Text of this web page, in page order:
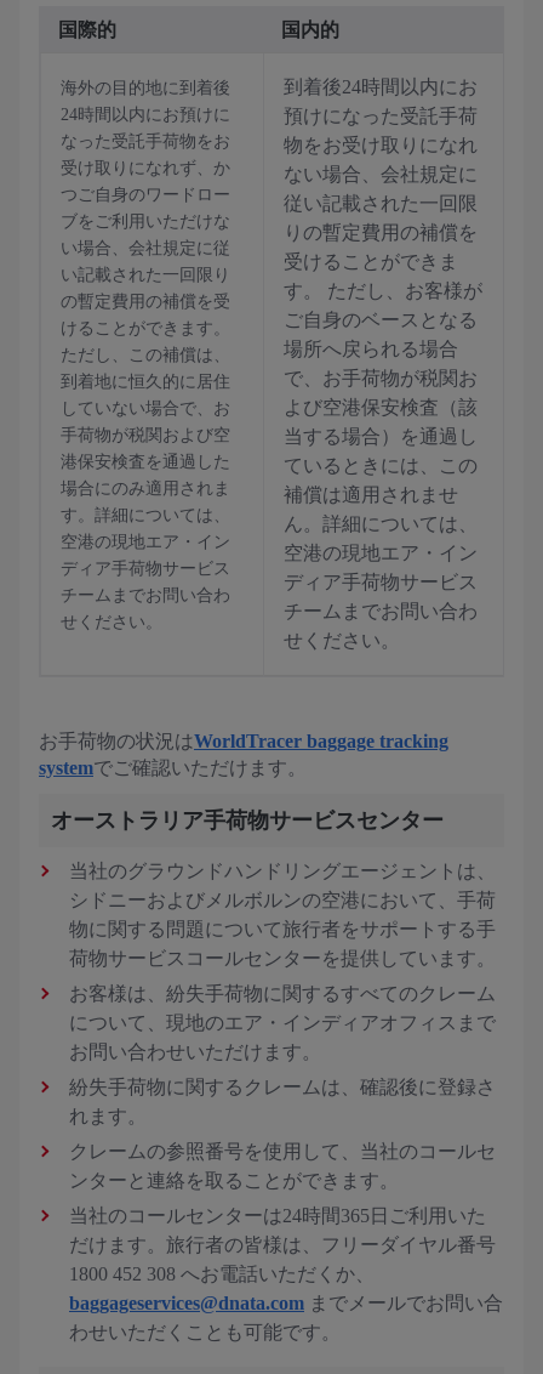
国際的 国内的
海外の目的地に到着後
24時間以内にお預けに
なった受託手荷物をお
受け取りになれず、か
つご自身のワードロー
ブをご利用いただけな
い場合、会社規定に従
い記載された一回限り
の暫定費用の補償を受
けることができます。
ただし、この補償は、
到着地に恒久的に居住
していない場合で、お
手荷物が税関および空
港保安検査を通過した
場合にのみ適用されま
す。詳細については、
空港の現地エア・イン
ディア手荷物サービス
チームまでお問い合わ
せください。
到着後24時間以内にお
預けになった受託手荷
物をお受け取りになれ
ない場合、会社規定に
従い記載された一回限
りの暫定費用の補償を
受けることができま
す。 ただし、お客様が
ご自身のベースとなる
場所へ戻られる場合
で、お手荷物が税関お
よび空港保安検査（該
当する場合）を通過し
ているときには、この
補償は適用されませ
ん。詳細については、
空港の現地エア・イン
ディア手荷物サービス
チームまでお問い合わ
せください。
お手荷物の状況はWorldTracer baggage tracking
systemでご確認いただけます。
オーストラリア手荷物サービスセンター
当社のグラウンドハンドリングエージェントは、
シドニーおよびメルボルンの空港において、手荷
物に関する問題について旅行者をサポートする手
荷物サービスコールセンターを提供しています。
お客様は、紛失手荷物に関するすべてのクレーム
について、現地のエア・インディアオフィスまで
お問い合わせいただけます。
紛失手荷物に関するクレームは、確認後に登録さ
れます。
クレームの参照番号を使用して、当社のコールセ
ンターと連絡を取ることができます。
当社のコールセンターは24時間365日ご利用いた
だけます。旅行者の皆様は、フリーダイヤル番号
1800 452 308 へお電話いただくか、
baggageservices@dnata.com までメールでお問い合
わせいただくことも可能です。